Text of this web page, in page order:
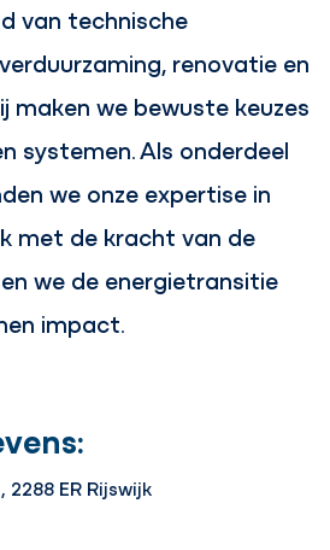
van technische
renovatie en
maken we bewuste keuzes
systemen. Als onderdeel
we onze expertise in
met de kracht van de
we de energietransitie
impact.
ER Rijswijk